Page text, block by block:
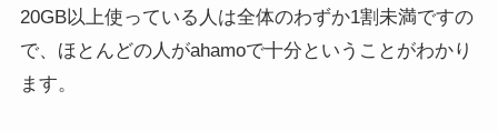
20GB以上使っている人は全体のわずか1割未満ですの
で、 ほとんどの人がahamoで十分 ということがわかり
ます。